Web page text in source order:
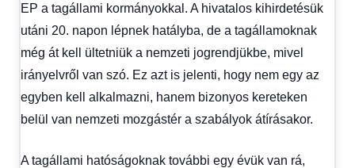
EP a tagállami kormányokkal. A hivatalos kihirdetésük
utáni 20. napon lépnek hatályba, de a tagállamoknak
még át kell ültetniük a nemzeti jogrendjükbe, mivel
irányelvről van szó. Ez azt is jelenti, hogy nem egy az
egyben kell alkalmazni, hanem bizonyos kereteken
belül van nemzeti mozgástér a szabályok átírásakor.
A tagállami hatóságoknak további egy évük van rá,